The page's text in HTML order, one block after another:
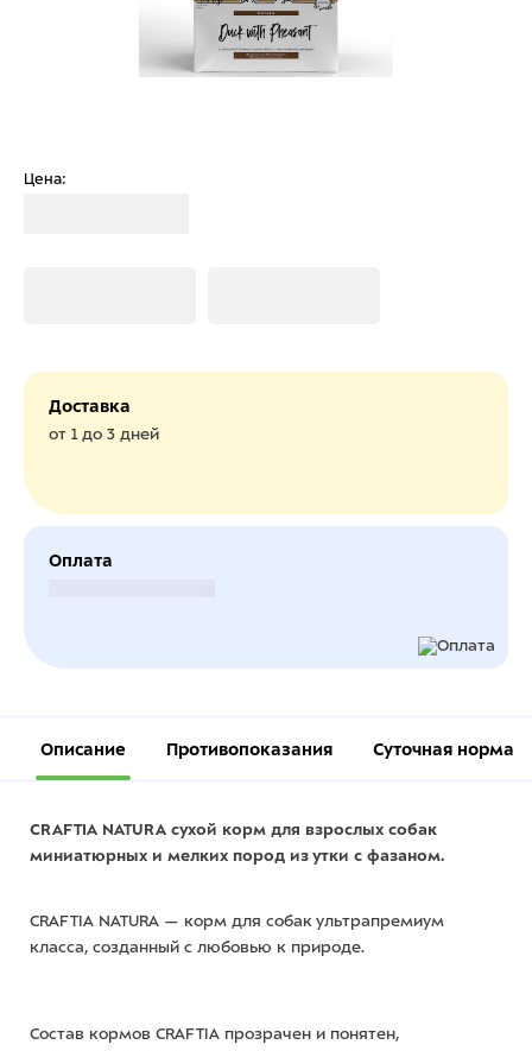
Цена:
Доставка
от 1 до 3 дней
Оплата
Описание Противопоказания Суточная норма
CRAFTIA NATURA сухой корм для взрослых собак
миниатюрных и мелких пород из утки с фазаном.
CRAFTIA NATURA — корм для собак ультрапремиум
класса, созданный с любовью к природе.
Состав кормов CRAFTIA прозрачен и понятен,